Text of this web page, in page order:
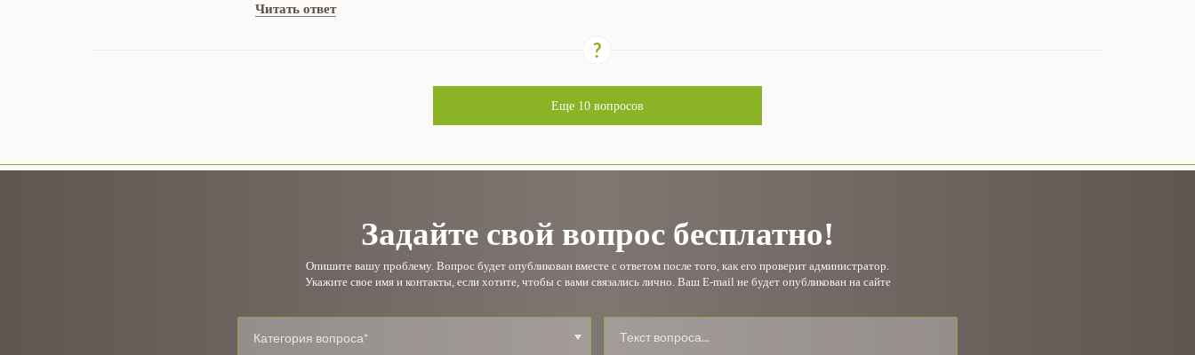
Читать ответ
Еще 10 вопросов
Задайте свой вопрос бесплатно!
Опишите вашу проблему. Вопрос будет опубликован вместе с ответом после того, как его проверит администратор.
Укажите свое имя и контакты, если хотите, чтобы с вами связались лично. Ваш E-mail не будет опубликован на сайте
Категория вопроса*